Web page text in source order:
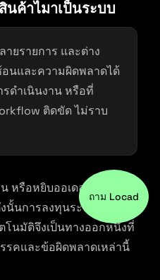
นค้าไมาเป็นระบบ
ยรายการ และต่าง
นและความผิดพลาดได้
รดำเนินงาน หรือที่
ติดขัด ไม่ราบ
หรือหยิบออเดอร์ผิด แพ็ค
นการลงทุนระบบการ
นมัติจึงเป็นทางออกหนึ่งที่
รคและข้อผิดพลาดเหล่านี้
ถาม Locad